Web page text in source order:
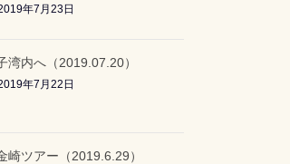
年7月23日
湾内へ（2019.07.20）
年7月22日
崎ツアー（2019.6.29）